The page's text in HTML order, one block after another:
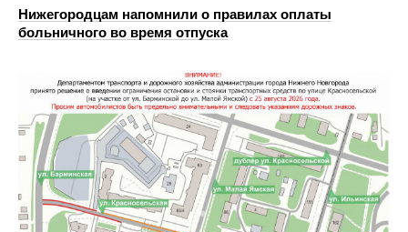
Нижегородцам напомнили о правилах оплаты
больничного во время отпуска